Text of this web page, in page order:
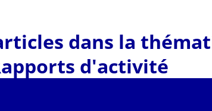
dans la
d'activité